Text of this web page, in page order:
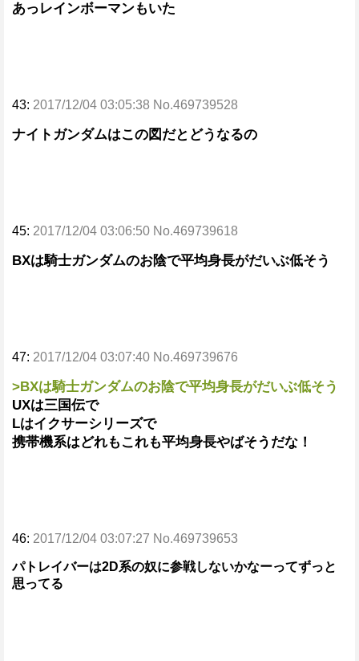
あっレインボーマンもいた
43: 2017/12/04 03:05:38 No.469739528
ナイトガンダムはこの図だとどうなるの
45: 2017/12/04 03:06:50 No.469739618
BXは騎士ガンダムのお陰で平均身長がだいぶ低そう
47: 2017/12/04 03:07:40 No.469739676
>BXは騎士ガンダムのお陰で平均身長がだいぶ低そう
UXは三国伝で
Lはイクサーシリーズで
携帯機系はどれもこれも平均身長やばそうだな！
46: 2017/12/04 03:07:27 No.469739653
パトレイバーは2D系の奴に参戦しないかなーってずっと
思ってる